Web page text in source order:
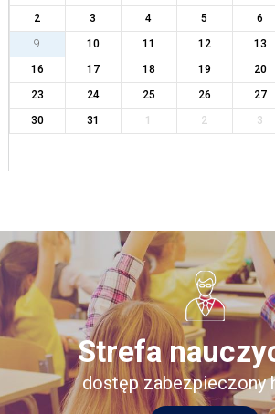
2
3 4 5 6
9
10 11 12 13
16
17 18 19 20
23
24 25 26 27
30
31 1 2 3
Strefa
dostęp zabezpieczony